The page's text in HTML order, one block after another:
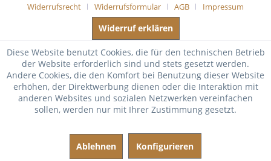
Widerrufsrecht
Widerrufsformular AGB Impressum
Widerruf erklären
Diese Website benutzt Cookies, die für den technischen Betrieb
der Website erforderlich sind und stets gesetzt werden.
Andere Cookies, die den Komfort bei Benutzung dieser Website
erhöhen, der Direktwerbung dienen oder die Interaktion mit
anderen Websites und sozialen Netzwerken vereinfachen
sollen, werden nur mit Ihrer Zustimmung gesetzt.
Ablehnen Konfigurieren